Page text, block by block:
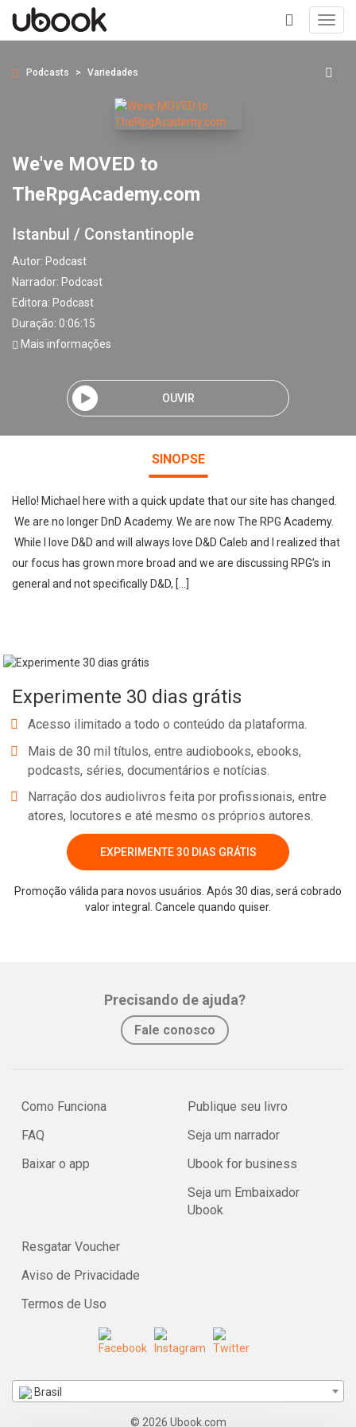
+
Podcasts Variedades
We've MOVED to
TheRpgAcademy.com
Istanbul / Constantinople
Autor: Podcast
Narrador: Podcast
Editora: Podcast
Duração: 0:06:15
Mais informações
OUVIR
SINOPSE
Hello! Michael here with a quick update that our site has changed.
We are no longer DnD Academy. We are now The RPG Academy.
While I love D&D and will always love D&D Caleb and I realized that
our focus has grown more broad and we are discussing RPG’s in
general and not specifically D&D, […]
Experimente 30 dias grátis
Acesso ilimitado a todo o conteúdo da plataforma.
Mais de 30 mil títulos, entre audiobooks, ebooks,
podcasts, séries, documentários e notícias.
Narração dos audiolivros feita por profissionais, entre
atores, locutores e até mesmo os próprios autores.
EXPERIMENTE 30 DIAS GRÁTIS
Promoção válida para novos usuários. Após 30 dias, será cobrado
valor integral. Cancele quando quiser.
Precisando de ajuda?
Fale conosco
Como Funciona
FAQ
Baixar o app
Publique seu livro
Seja um narrador
Ubook for business
Seja um Embaixador
Ubook
Resgatar Voucher
Aviso de Privacidade
Termos de Uso
Brasil
© 2026 Ubook.com
Whatsapp Facebook Twitter E-mail